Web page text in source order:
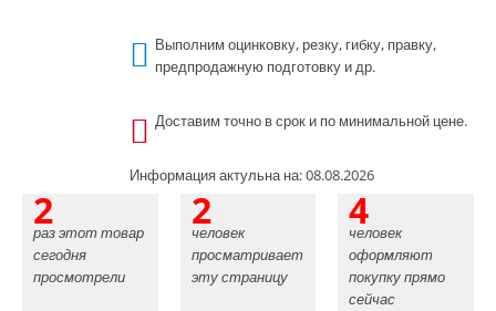
Выполним оцинковку, резку, гибку, правку,
предпродажную подготовку и др.
Доставим точно в срок и по минимальной цене.
Информация актульна на: 08.08.2026
2
раз этот товар
сегодня
просмотрели
2
человек
просматривает
эту страницу
4
человек
оформляют
покупку прямо
сейчас